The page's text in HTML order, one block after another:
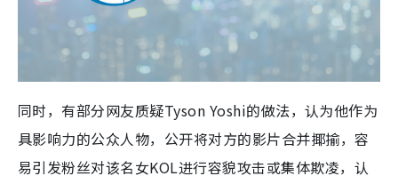
同时，有部分网友质疑Tyson Yoshi的做法，认为他作为
具影响力的公众人物，公开将对方的影片合并揶揄，容
易引发粉丝对该名女KOL进行容貌攻击或集体欺凌，认